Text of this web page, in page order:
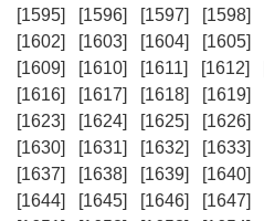
[1595]
[1596] [1597] [1598]
[1602]
[1603] [1604] [1605]
[1609]
[1610] [1611] [1612]
[1616]
[1617] [1618] [1619]
[1623]
[1624] [1625] [1626]
[1630]
[1631] [1632] [1633]
[1637]
[1638] [1639] [1640]
[1644]
[1645] [1646] [1647]